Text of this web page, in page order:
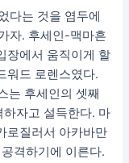
다는 것을 염두에
자. 후세인-맥마흔
장에서 움직이게 할
워드 로렌스였다.
는 후세인의 셋째
자고 설득한다. 마
로질러서 아카바만
격하기에 이른다.